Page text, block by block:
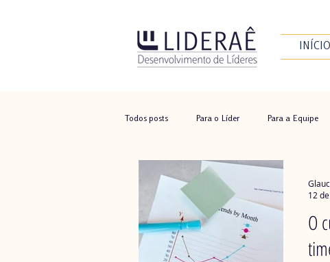
INÍCIO
Todos posts Para o Líder Para a Equipe
O
12